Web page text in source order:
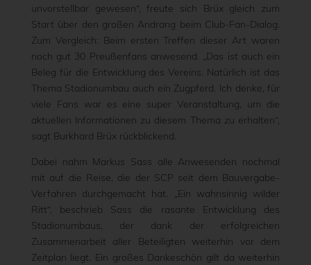
unvorstellbar gewesen“, freute sich Brüx gleich zum
Start über den großen Andrang beim Club-Fan-Dialog.
Zum Vergleich: Beim ersten Treffen dieser Art waren
noch gut 30 Preußenfans anwesend. „Das ist auch ein
Beleg für die Entwicklung des Vereins. Natürlich ist das
Thema Stadionumbau auch ein Zugpferd. Ich denke, für
viele Fans war es eine super Veranstaltung, um die
aktuellen Informationen zu diesem Thema zu erhalten“,
sagt Burkhard Brüx rückblickend.
Dabei nahm Markus Sass alle Anwesenden nochmal
mit auf die Reise, die der SCP seit dem Bauvergabe-
Verfahren durchgemacht hat. „Ein wahnsinnig wilder
Ritt“, beschrieb Sass die rasante Entwicklung des
Stadionumbaus, der dank der erfolgreichen
Zusammenarbeit aller Beteiligten weiterhin vor dem
Zeitplan liegt. Ein großes Dankeschön gilt da weiterhin